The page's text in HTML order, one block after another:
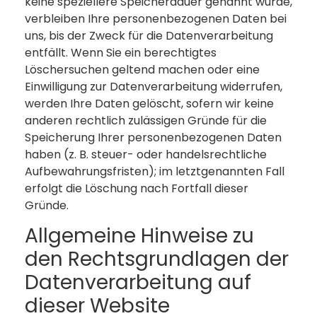
verbleiben Ihre personenbezogenen Daten bei
uns, bis der Zweck für die Datenverarbeitung
entfällt. Wenn Sie ein berechtigtes
Löschersuchen geltend machen oder eine
Einwilligung zur Datenverarbeitung widerrufen,
werden Ihre Daten gelöscht, sofern wir keine
anderen rechtlich zulässigen Gründe für die
Speicherung Ihrer personenbezogenen Daten
haben (z. B. steuer- oder handelsrechtliche
Aufbewahrungsfristen); im letztgenannten Fall
erfolgt die Löschung nach Fortfall dieser
Gründe.
Allgemeine Hinweise zu
den Rechtsgrundlagen der
Datenverarbeitung auf
dieser Website